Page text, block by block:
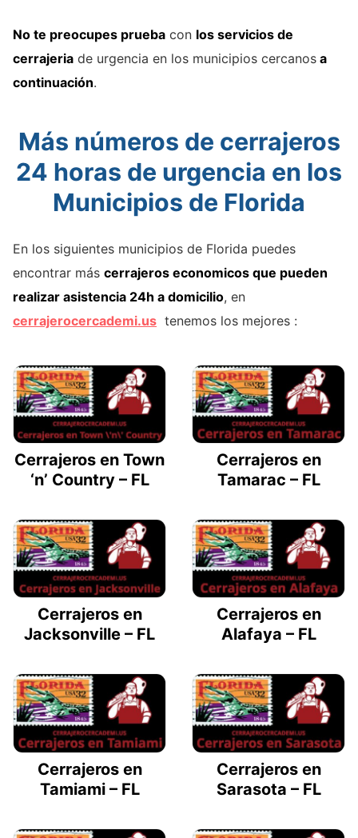
No te preocupes prueba con los servicios de
cerrajeria de urgencia en los municipios cercanos a
continuación.
Más números de cerrajeros
24 horas de urgencia en los
Municipios de Florida
En los siguientes municipios de Florida puedes
encontrar más cerrajeros economicos que pueden
realizar asistencia 24h a domicilio, en
cerrajerocercademi.us tenemos los mejores :
Cerrajeros en Town
‘n’ Country – FL
Cerrajeros en
Tamarac – FL
Cerrajeros en
Jacksonville – FL
Cerrajeros en
Alafaya – FL
Cerrajeros en
Tamiami – FL
Cerrajeros en
Sarasota – FL